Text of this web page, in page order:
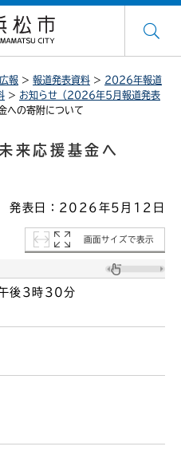
広報 > 報道発表資料 > 2026年報道
> お知らせ（2026年5月報道発表
への寄附について
来応援基金へ
発表日：2026年5月12日
画面サイズで表示
後3時30分